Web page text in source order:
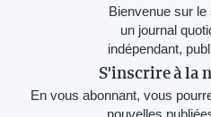
Bienvenue sur le
un journal
indépendant,
S'inscrire à la
En vous abonnant, vous
nouvelles